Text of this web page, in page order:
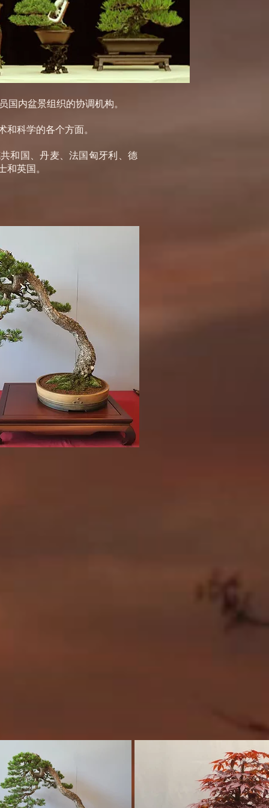
国内盆景组织的协调机构。
科学的各个方面。
和国、丹麦、法国 匈牙利、德
和英国。
会定期聚会，举办展览和小型
大会的形式，其中包括一个展